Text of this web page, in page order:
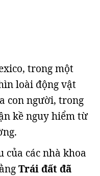
trong một
loài động vật
con người, trong
kề nguy hiểm từ
của các nhà khoa
Trái đất đã